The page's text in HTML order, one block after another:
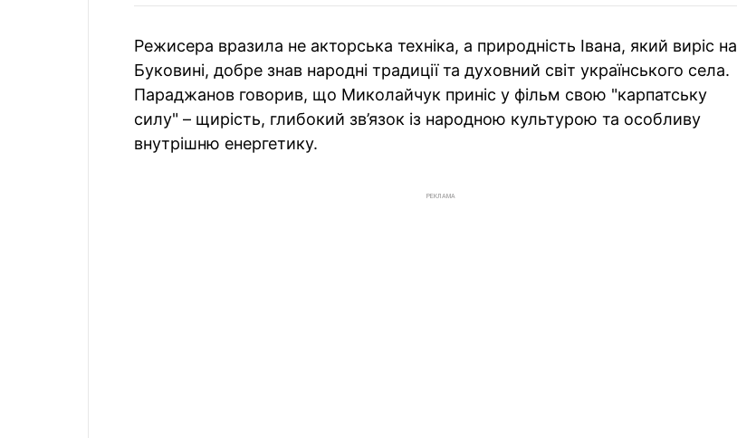
Режисера вразила не акторська техніка, а природність Івана, який виріс на
Буковині, добре знав народні традиції та духовний світ українського села.
Параджанов говорив, що Миколайчук приніс у фільм свою "карпатську
силу" – щирість, глибокий зв’язок із народною культурою та особливу
внутрішню енергетику.
РЕКЛАМА